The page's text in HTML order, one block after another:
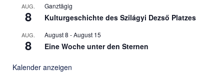
AUG.
8
Ganztägig
Kulturgeschichte des Szilágyi Dezső Platzes
AUG.
8
August 8 -August 15
Eine Woche unter den Sternen
Kalender anzeigen